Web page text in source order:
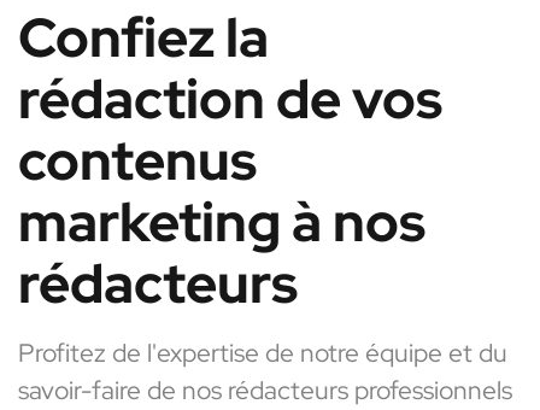
Confiez la
rédaction de vos
contenus
marketing à nos
rédacteurs
Profitez de l'expertise de notre équipe et du
savoir-faire de nos rédacteurs professionnels